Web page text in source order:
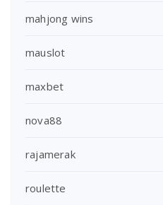
mahjong wins
mauslot
maxbet
nova88
rajamerak
roulette